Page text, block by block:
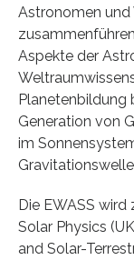
Astronomen
Aspekte der
Planetenbildung
Generation von
im
Die EWASS
Solar Physics
and Solar-